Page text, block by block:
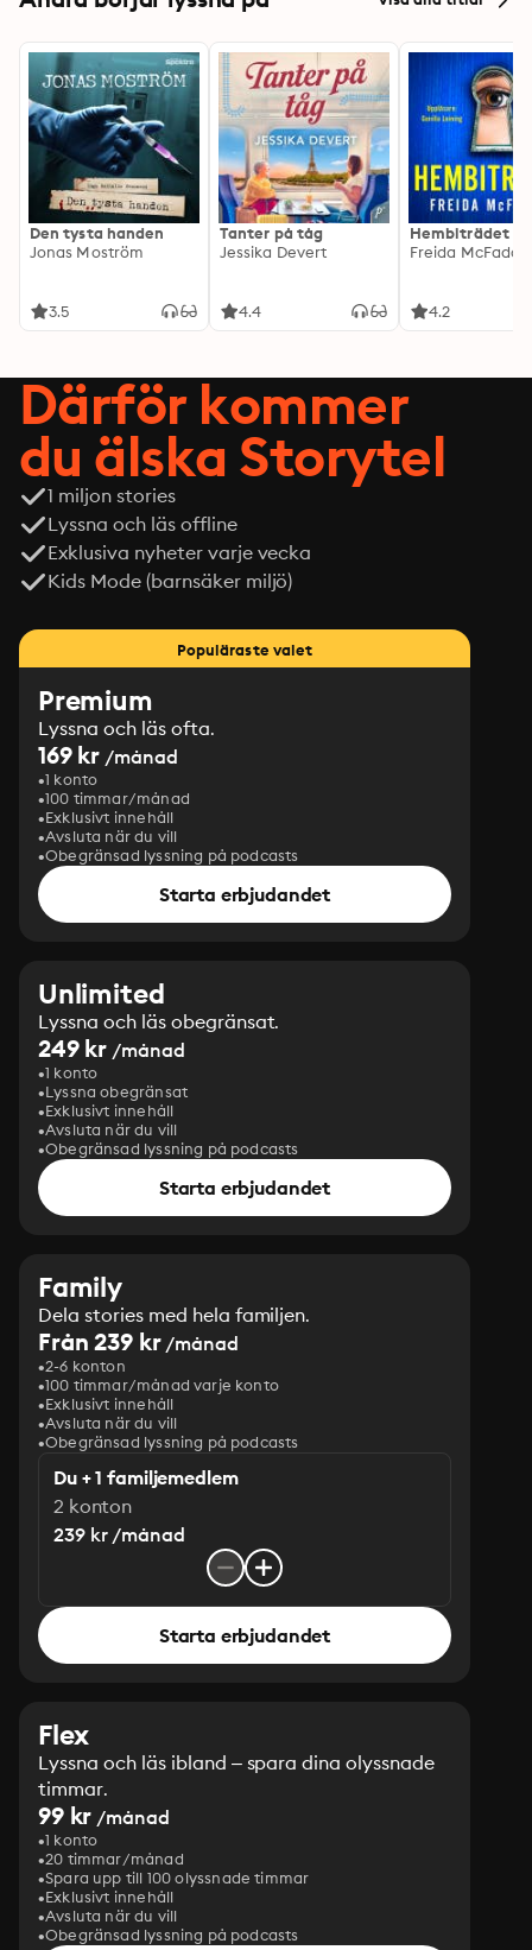
Den tysta handen
Jonas Moström
3.5
Tanter på tåg
Jessika Devert
4.4
Hembiträdet
Freida
4.2
Därför kommer
du älska Storytel
1 miljon stories
Lyssna och läs offline
Exklusiva nyheter varje vecka
Kids Mode (barnsäker miljö)
Populäraste valet
Premium
Lyssna och läs ofta.
169 kr /månad
1 konto
100 timmar/månad
Exklusivt innehåll
Avsluta när du vill
Obegränsad lyssning på podcasts
Starta erbjudandet
Unlimited
Lyssna och läs obegränsat.
249 kr /månad
1 konto
Lyssna obegränsat
Exklusivt innehåll
Avsluta när du vill
Obegränsad lyssning på podcasts
Starta erbjudandet
Family
Dela stories med hela familjen.
Från 239 kr/månad
2-6 konton
100 timmar/månad varje konto
Exklusivt innehåll
Avsluta när du vill
Obegränsad lyssning på podcasts
Du + 1 familjemedlem
2 konton
239 kr /månad
Starta erbjudandet
Flex
Lyssna och läs ibland – spara dina olyssnade
timmar.
99 kr /månad
1 konto
20 timmar/månad
Spara upp till 100 olyssnade timmar
Exklusivt innehåll
Avsluta när du vill
Obegränsad lyssning på podcasts